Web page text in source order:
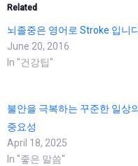
Related
뇌졸중은 영어로 Stroke 입니
June 20, 2016
In "건강팁"
불안을 극복하는 꾸준한 일상
중요성
April 18, 2025
In "좋은 말씀"